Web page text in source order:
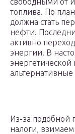
топлива. По
должна стать
нефти.
активно
энергии. В
Из-за подобной
налоги,